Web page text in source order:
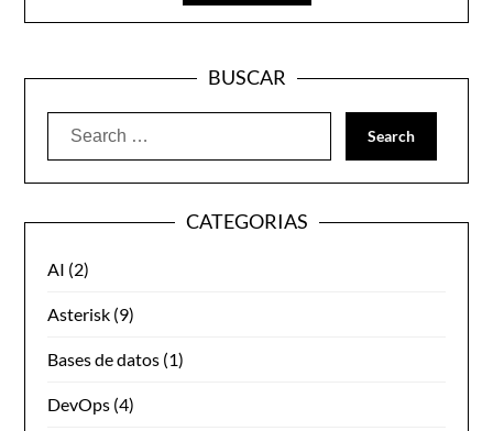
BUSCAR
CATEGORIAS
AI (2)
Asterisk (9)
Bases de datos (1)
DevOps (4)